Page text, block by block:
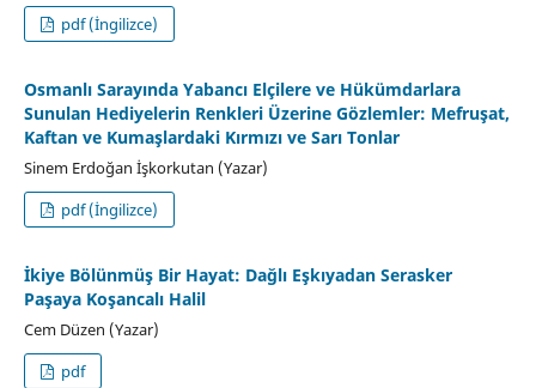
pdf (İngilizce)
Osmanlı Sarayında Yabancı Elçilere ve Hükümdarlara
Sunulan Hediyelerin Renkleri Üzerine Gözlemler: Mefruşat,
Kaftan ve Kumaşlardaki Kırmızı ve Sarı Tonlar
Sinem Erdoğan İşkorkutan (Yazar)
pdf (İngilizce)
İkiye Bölünmüş Bir Hayat: Dağlı Eşkıyadan Serasker
Paşaya Koşancalı Halil
Cem Düzen (Yazar)
pdf